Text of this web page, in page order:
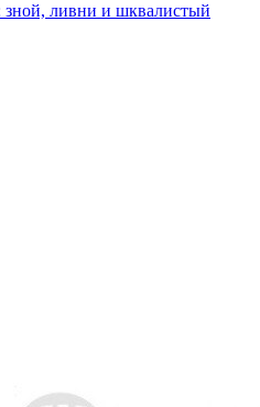
зной, ливни и шквалистый